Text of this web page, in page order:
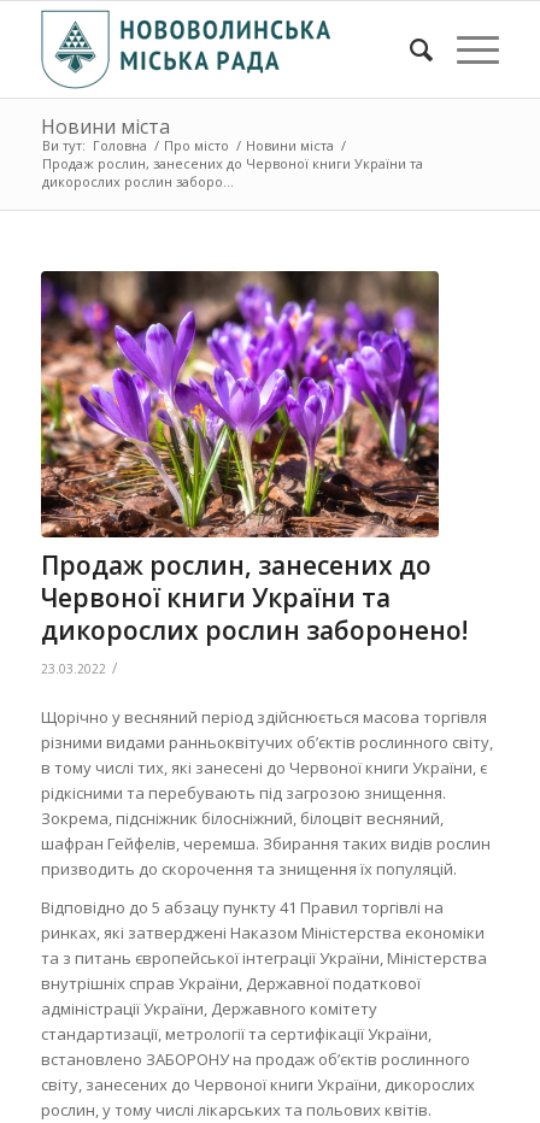
Новини міста
Ви тут: Головна / Про місто / Новини міста /
Продаж рослин, занесених до Червоної книги України та
дикорослих рослин заборо...
Продаж рослин, занесених до
Червоної книги України та
дикорослих рослин заборонено!
23.03.2022 /
Щорічно у весняний період здійснюється масова торгівля
різними видами ранньоквітучих об’єктів рослинного світу,
в тому числі тих, які занесені до Червоної книги України, є
рідкісними та перебувають під загрозою знищення.
Зокрема, підсніжник білосніжний, білоцвіт весняний,
шафран Гейфелів, черемша. Збирання таких видів рослин
призводить до скорочення та знищення їх популяцій.
Відповідно до 5 абзацу пункту 41 Правил торгівлі на
ринках, які затверджені Наказом Міністерства економіки
та з питань європейської інтеграції України, Міністерства
внутрішніх справ України, Державної податкової
адміністрації України, Державного комітету
стандартизації, метрології та сертифікації України,
встановлено ЗАБОРОНУ на продаж об’єктів рослинного
світу, занесених до Червоної книги України, дикорослих
рослин, у тому числі лікарських та польових квітів.